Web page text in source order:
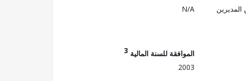
N/A
الموافقة للسنة المالية 3
2003